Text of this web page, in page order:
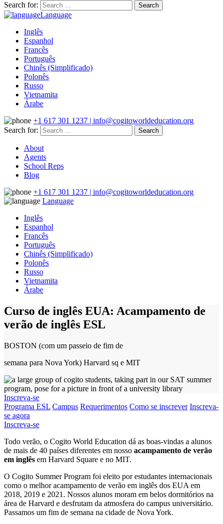
Search for:
Language
Inglês
Espanhol
Francês
Português
Chinês (Simplificado)
Polonês
Russo
Vietnamita
Árabe
+1 617 301 1237 | info@cogitoworldeducation.org
Search for:
About
Agents
School Reps
Blog
+1 617 301 1237 | info@cogitoworldeducation.org
Language
Inglês
Espanhol
Francês
Português
Chinês (Simplificado)
Polonês
Russo
Vietnamita
Árabe
Curso de inglês EUA: Acampamento de
verão de inglês ESL
BOSTON (com um passeio de fim de
semana para Nova York) Harvard sq e MIT
Inscreva-se
Programa ESL Campus Requerimentos Como se inscrever Inscreva-
se agora
Inscreva-se
Todo verão, o Cogito World Education dá as boas-vindas a alunos
de mais de 40 países diferentes em nosso acampamento de verão
em inglês em Harvard Square e no MIT.
O Cogito Summer Program foi eleito por estudantes internacionais
como o melhor acampamento de verão em inglês dos EUA em
2018, 2019 e 2021. Nossos alunos moram em belos dormitórios na
área de Harvard e desfrutam da atmosfera do campus universitário.
Passamos um fim de semana na cidade de Nova York.